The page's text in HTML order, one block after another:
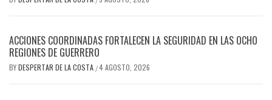
ACCIONES COORDINADAS FORTALECEN LA SEGURIDAD EN LAS OCHO
REGIONES DE GUERRERO
BYDESPERTAR DE LA COSTA /4 AGOSTO, 2026